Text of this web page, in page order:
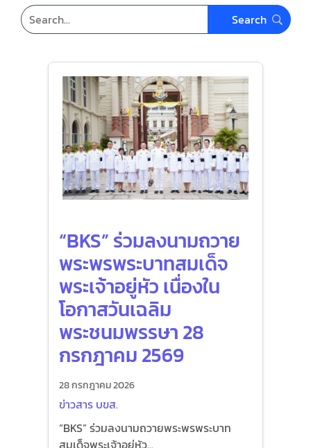
“BKS” ร่วมลงนามถวาย
พระพรพระบาทสมเด็จ
พระเจ้าอยู่หัว เนื่องใน
โอกาสวันเฉลิม
พระชนมพรรษา 28
กรกฎาคม 2569
28 กรกฎาคม 2026
ข่าวสาร บขส.
“BKS” ร่วมลงนามถวายพระพรพระบาท